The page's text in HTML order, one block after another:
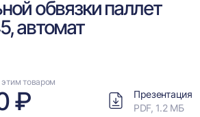
обвязки паллет
автомат
этим товаром
₽
Презентация
PDF, 1.2 МБ